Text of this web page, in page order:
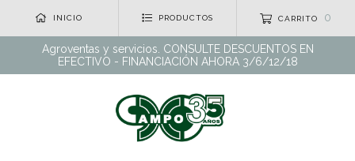
INICIO PRODUCTOS CARRITO 0
Agroventas y servicios. CONSULTE DESCUENTOS EN
EFECTIVO - FINANCIACIÓN AHORA 3/6/12/18